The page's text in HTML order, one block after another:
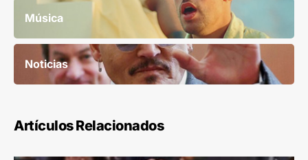
Música
Noticias
Artículos Relacionados